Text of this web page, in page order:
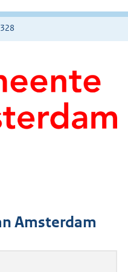
Amsterdam